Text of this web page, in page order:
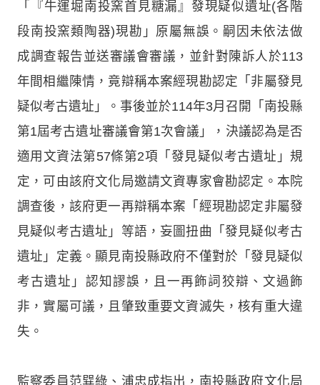
「『牛運堀南投窯首見糖漏』發現疑似遺址(各階
段南投窯類陶器)現勘」原屬無誤。嗣因未依法做
成調查報告並送審議會審議，並針對陳訴人於113
年間相繼陳情，竟辯稱本案經現勘認定「非屬發見
疑似考古遺址」。事後並於114年3月召開「南投縣
第1屆考古遺址審議會第1次會議」，決議認為是否
適用文資法第57條第2項「發見疑似考古遺址」規
定，可由該府文化局邀請文資專家會勘認定。本院
調查後，該府更一再辯稱本案「經現勘認定非屬發
見疑似考古遺址」等語，妄圖扭曲「發見疑似考古
遺址」定義。顯見南投縣政府不僅對於「發見疑似
考古遺址」認知謬誤，且一再飾詞狡辯、文過飾
非，實屬可議，且肇致重要文資滅失，核有重大違
失。
監察委員范巽綠、浦忠成指出，南投縣政府文化局